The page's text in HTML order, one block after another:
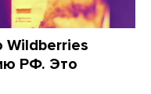
Wildberries
РФ. Это